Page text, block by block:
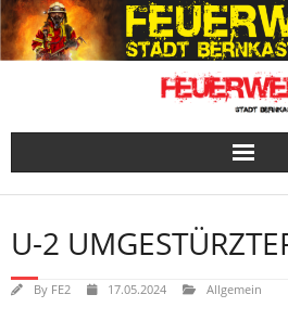
Skip
to
content
U-2
By FE2 17.05.2024 Allgemein